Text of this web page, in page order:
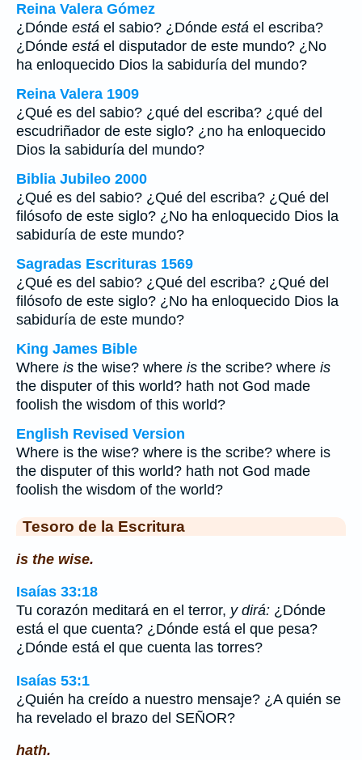
Reina Valera Gómez
¿Dónde está el sabio? ¿Dónde está el escriba?
¿Dónde está el disputador de este mundo? ¿No
ha enloquecido Dios la sabiduría del mundo?
Reina Valera 1909
¿Qué es del sabio? ¿qué del escriba? ¿qué del
escudriñador de este siglo? ¿no ha enloquecido
Dios la sabiduría del mundo?
Biblia Jubileo 2000
¿Qué es del sabio? ¿Qué del escriba? ¿Qué del
filósofo de este siglo? ¿No ha enloquecido Dios la
sabiduría de este mundo?
Sagradas Escrituras 1569
¿Qué es del sabio? ¿Qué del escriba? ¿Qué del
filósofo de este siglo? ¿No ha enloquecido Dios la
sabiduría de este mundo?
King James Bible
Where is the wise? where is the scribe? where is
the disputer of this world? hath not God made
foolish the wisdom of this world?
English Revised Version
Where is the wise? where is the scribe? where is
the disputer of this world? hath not God made
foolish the wisdom of the world?
Tesoro de la Escritura
is the wise.
Isaías 33:18
Tu corazón meditará en el terror, y dirá: ¿Dónde
está el que cuenta? ¿Dónde está el que pesa?
¿Dónde está el que cuenta las torres?
Isaías 53:1
¿Quién ha creído a nuestro mensaje? ¿A quién se
ha revelado el brazo del SEÑOR?
hath.